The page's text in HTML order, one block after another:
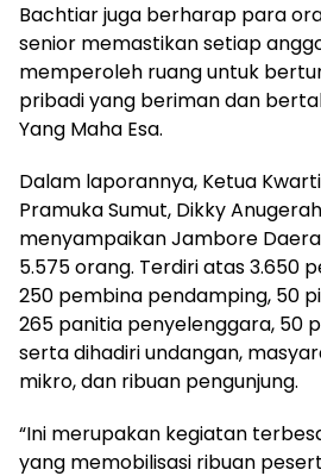
Bachtiar juga berharap para
senior memastikan setiap
memperoleh ruang untuk
pribadi yang beriman dan
Yang Maha Esa.
Dalam laporannya, Ketua
Pramuka Sumut, Dikky
menyampaikan Jambore
5.575 orang. Terdiri atas 3.650
250 pembina pendamping, 50
265 panitia penyelenggara, 50
serta dihadiri undangan,
mikro, dan ribuan pengunjung.
“Ini merupakan kegiatan
yang memobilisasi ribuan